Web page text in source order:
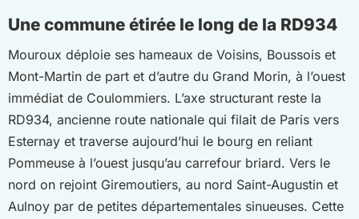
Une commune étirée le long de la RD934
Mouroux déploie ses hameaux de Voisins, Boussois et
Mont-Martin de part et d’autre du Grand Morin, à l’ouest
immédiat de Coulommiers. L’axe structurant reste la
RD934, ancienne route nationale qui filait de Paris vers
Esternay et traverse aujourd’hui le bourg en reliant
Pommeuse à l’ouest jusqu’au carrefour briard. Vers le
nord on rejoint Giremoutiers, au nord Saint-Augustin et
Aulnoy par de petites départementales sinueuses. Cette